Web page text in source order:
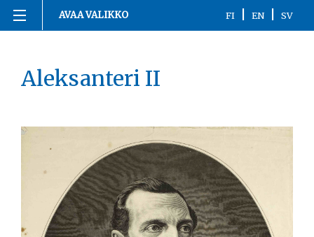
AVAA VALIKKO FI EN| SV
1918
1919-1920
1921-2020
Aleksanteri II